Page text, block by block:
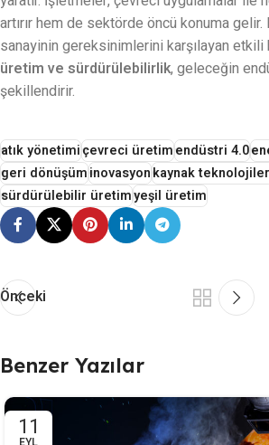
artırır hem de sektörde öncü konuma gelir.
sanayinin gereksinimlerini karşılayan
üretim ve sürdürülebilirlik, geleceğin
şekillendirir.
atık yönetimiçevreci üretimendüstri 4.0
geri dönüşüminovasyonkaynak
sürdürülebilir üretimyeşil üretim
Önceki
Benzer Yazılar
11